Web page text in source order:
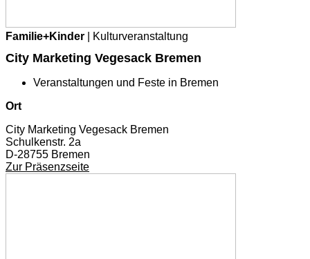
Familie+Kinder | Kulturveranstaltung
City Marketing Vegesack Bremen
Veranstaltungen und Feste in Bremen
Ort
City Marketing Vegesack Bremen
Schulkenstr. 2a
D-28755 Bremen
Zur Präsenzseite